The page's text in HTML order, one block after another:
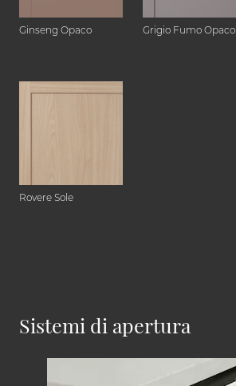
Ginseng Opaco Grigio Fumo Opaco
Rovere Sole
Sistemi di apertura